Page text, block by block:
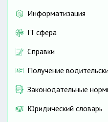
Информатизация
IT сфера
Справки
Получение
Законодательные
Юридический словарь